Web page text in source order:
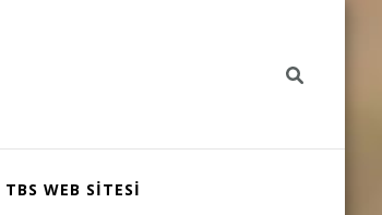
TBS WEB SİTESİ